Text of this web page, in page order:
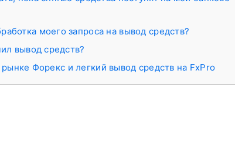
моего запроса на вывод средств?
вывод средств?
Форекс и легкий вывод средств на FxPro